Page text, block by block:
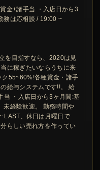
金+諸手当 ・入店日から3
務は応相談 / 19:00 ~
を目指すなら、2020は見
に稼ぎたいならうちに来
55~60%!各種賞金・諸手
給与システムです!!。 給
当 ・入店日から3ヶ月間:基
未経験歓迎。 勤務時間や
LAST、休日は月曜日で
らしい売れ方を作ってい